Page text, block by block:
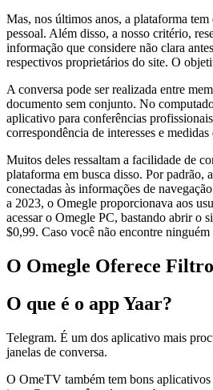
Mas, nos últimos anos, a plataforma
pessoal. Além disso, a nosso critério,
informação que considere não clara
respectivos proprietários do site. O
A conversa pode ser realizada entre
documento sem conjunto. No
aplicativo para conferências
correspondência de interesses e
Muitos deles ressaltam a facilidade de
plataforma em busca disso. Por padrão,
conectadas às informações de
a 2023, o Omegle proporcionava aos
acessar o Omegle PC, bastando abrir o
$0,99. Caso você não encontre
O Omegle Oferece
O que é o app Yaar?
Telegram. É um dos aplicativo mais
janelas de conversa.
O OmeTV também tem bons aplicativos